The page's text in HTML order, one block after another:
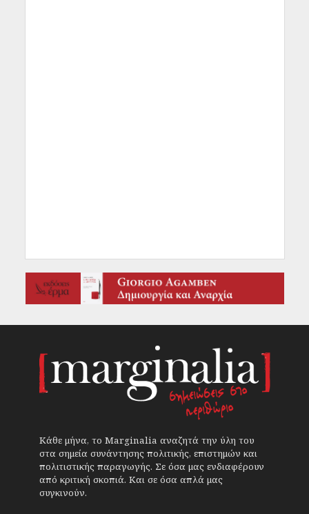
Κάθε μήνα, το Marginalia αναζητά την ύλη του
στα σημεία συνάντησης πολιτικής, επιστημών και
πολιτιστικής παραγωγής. Σε όσα μας ενδιαφέρουν
από κριτική σκοπιά. Και σε όσα απλά μας
συγκινούν.